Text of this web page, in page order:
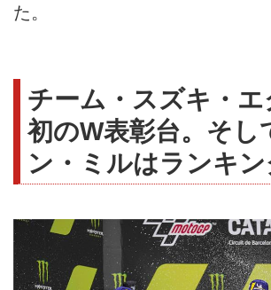
た。
チーム・スズキ・
初のW表彰台。そし
ン・ミルはランキン